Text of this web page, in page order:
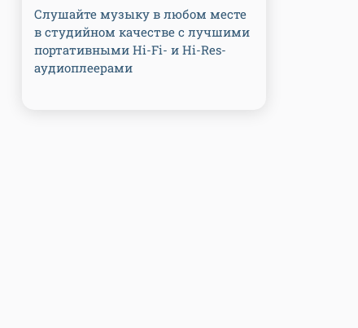
Слушайте музыку в любом месте
в студийном качестве с лучшими
портативными Hi-Fi- и Hi-Res-
аудиоплеерами